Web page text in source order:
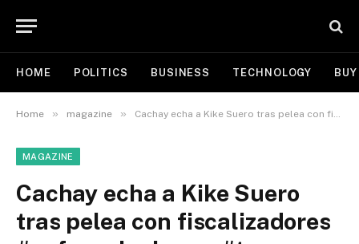
HOME POLITICS BUSINESS TECHNOLOGY
Home » magazine » Cachay echa a Kike Suero tras pelea con fiscalizadores #cafeconlachevez #trome
MAGAZINE
Cachay echa a Kike Suero
tras pelea con fiscalizadores